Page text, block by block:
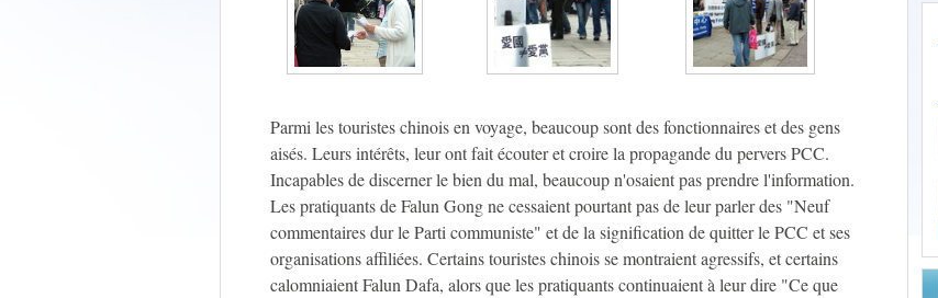
Parmi les touristes chinois en voyage, beaucoup sont des fonctionnaires et des gens
aisés. Leurs intérêts, leur ont fait écouter et croire la propagande du pervers PCC.
Incapables de discerner le bien du mal, beaucoup n'osaient pas prendre l'information.
Les pratiquants de Falun Gong ne cessaient pourtant pas de leur parler des "Neuf
commentaires dur le Parti communiste" et de la signification de quitter le PCC et ses
organisations affiliées. Certains touristes chinois se montraient agressifs, et certains
calomniaient Falun Dafa, alors que les pratiquants continuaient à leur dire "Ce que